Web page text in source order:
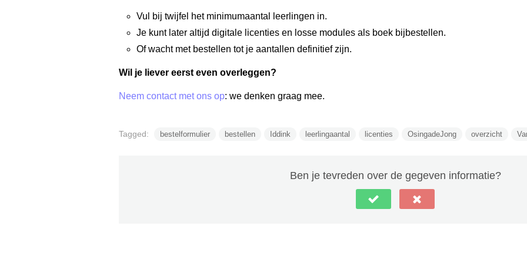
Vul bij twijfel het minimumaantal leerlingen in.
Je kunt later altijd digitale licenties en losse modules als boek bijbestellen.
Of wacht met bestellen tot je aantallen definitief zijn.
Wil je liever eerst even overleggen?
Neem contact met ons op: we denken graag mee.
Tagged: bestelformulier bestellen Iddink leerlingaantal licenties OsingadeJong overzicht
Ben je tevreden over de gegeven informatie?